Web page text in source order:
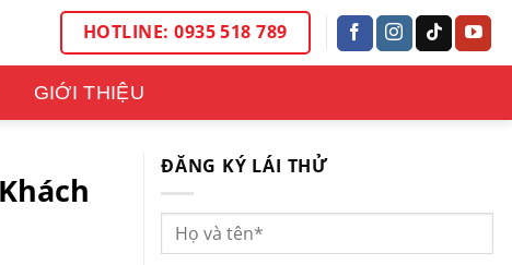
HOTLINE: 0935 518 789
GIỚI THIỆU
ĐĂNG KÝ LÁI THỬ